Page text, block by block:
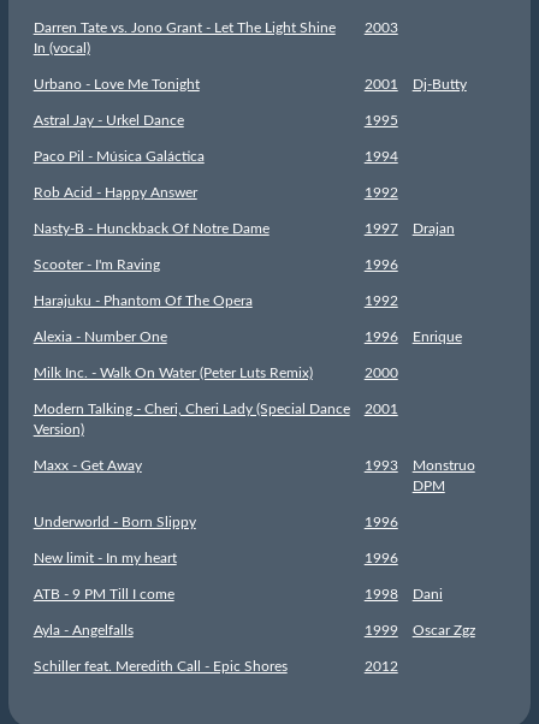
Darren Tate vs. Jono Grant - Let The Light Shine
In (vocal)
2003
Urbano - Love Me Tonight 2001 Dj-Butty
Astral Jay - Urkel Dance 1995
Paco Pil - Música Galáctica 1994
Rob Acid - Happy Answer 1992
Nasty-B - Hunckback Of Notre Dame 1997 Drajan
Scooter - I'm Raving 1996
Harajuku - Phantom Of The Opera 1992
Alexia - Number One 1996 Enrique
Milk Inc. - Walk On Water (Peter Luts Remix) 2000
Modern Talking - Cheri, Cheri Lady (Special Dance
Version)
2001
Maxx - Get Away 1993
Monstruo
DPM
Underworld - Born Slippy 1996
New limit - In my heart 1996
ATB - 9 PM Till I come 1998 Dani
Ayla - Angelfalls 1999 Oscar Zgz
Schiller feat. Meredith Call - Epic Shores 2012